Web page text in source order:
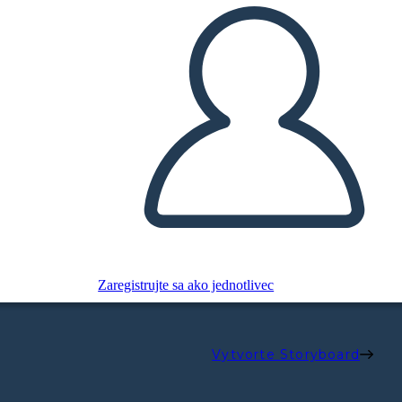
Zaregistrujte sa ako jednotlivec
Vytvorte Storyboard